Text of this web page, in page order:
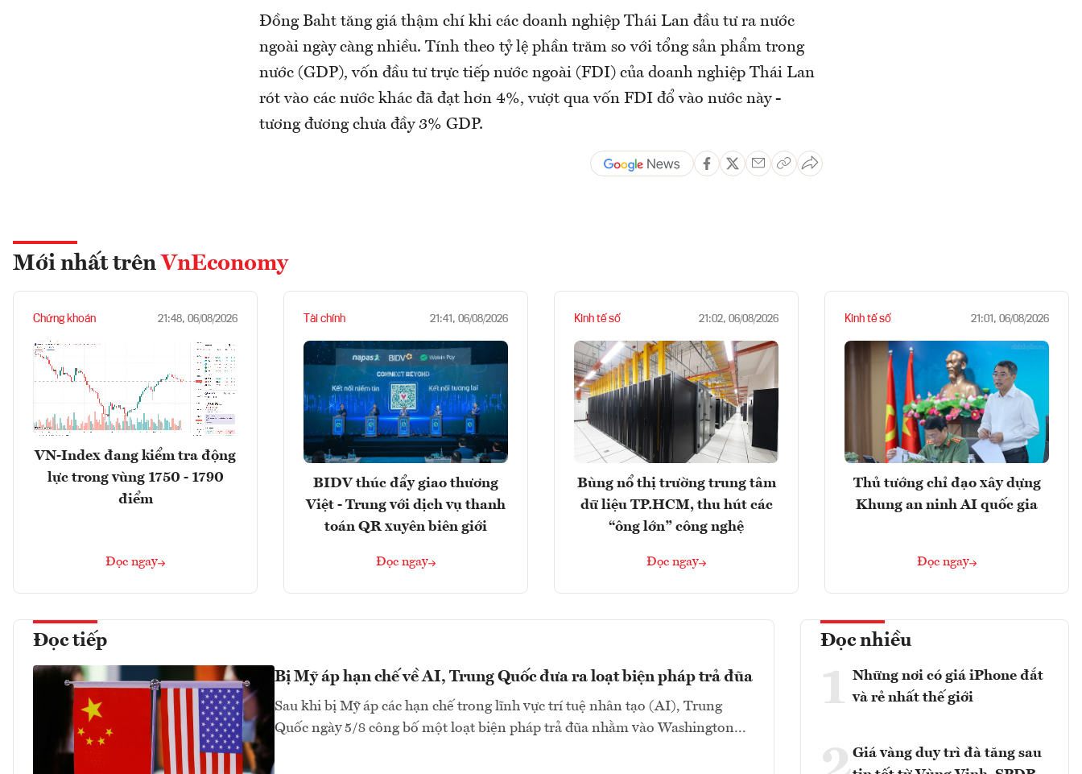
Đồng Baht tăng giá thậm chí khi các doanh nghiệp Thái Lan đầu tư ra nước
ngoài ngày càng nhiều. Tính theo tỷ lệ phần trăm so với tổng sản phẩm trong
nước (GDP), vốn đầu tư trực tiếp nước ngoài (FDI) của doanh nghiệp Thái Lan
rót vào các nước khác đã đạt hơn 4%, vượt qua vốn FDI đổ vào nước này -
tương đương chưa đầy 3% GDP.
Mới nhất trên VnEconomy
Chứng khoán 21:48, 06/08/2026
VN-Index đang kiểm tra động
lực trong vùng 1750 - 1790
điểm
Đọc ngay
Tài chính 21:41, 06/08/2026
BIDV thúc đẩy giao thương
Việt - Trung với dịch vụ thanh
toán QR xuyên biên giới
Đọc ngay
Kinh tế số 21:02, 06/08/2026
Bùng nổ thị trường trung tâm
dữ liệu TP.HCM, thu hút các
“ông lớn” công nghệ
Đọc ngay
Kinh tế số 21:01, 06/08/2026
Thủ tướng chỉ đạo xây dựng
Khung an ninh AI quốc gia
Đọc ngay
Đọc tiếp
Bị Mỹ áp hạn chế về AI, Trung Quốc đưa ra loạt biện pháp trả đũa
Sau khi bị Mỹ áp các hạn chế trong lĩnh vực trí tuệ nhân tạo (AI), Trung
Quốc ngày 5/8 công bố một loạt biện pháp trả đũa nhằm vào Washington...
Đọc nhiều
1 Những nơi có giá iPhone đắt
và rẻ nhất thế giới
Giá vàng duy trì đà tăng sau